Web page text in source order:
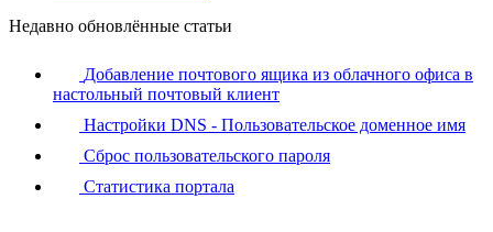
Недавно обновлённые статьи
Добавление почтового ящика из облачного офиса в
настольный почтовый клиент
Настройки DNS - Пользовательское доменное имя
Сброс пользовательского пароля
Статистика портала